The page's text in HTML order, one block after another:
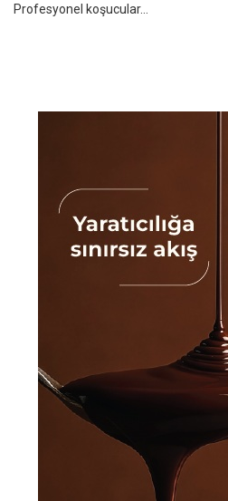
Profesyonel koşucular...